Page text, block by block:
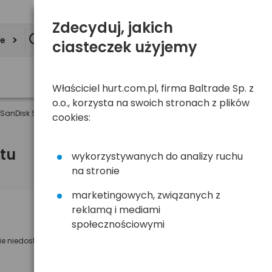
Sansa CLIP+ 4GB czarna
niedostępny
Powiadom mnie o dostępności
Zdecyduj, jakich
ciasteczek użyjemy
Właściciel hurt.com.pl, firma Baltrade Sp. z
o.o., korzysta na swoich stronach z plików
cookies:
wykorzystywanych do analizy ruchu
na stronie
marketingowych, związanych z
reklamą i mediami
społecznościowymi